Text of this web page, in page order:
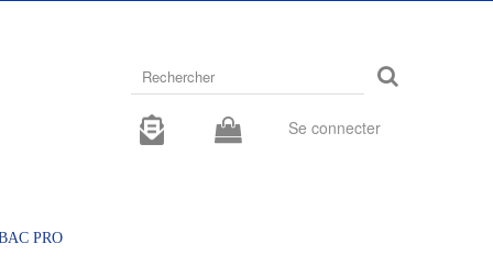
le
site
Se connecter
PRO